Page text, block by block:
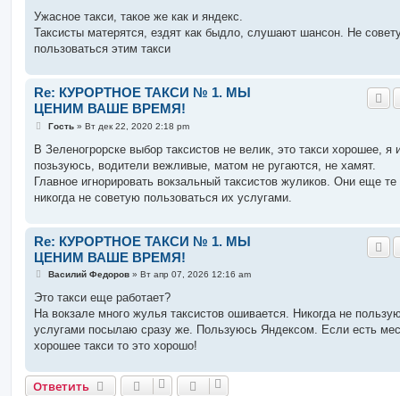
о
щ
е
е
Ужасное такси, такое же как и яндекс.
Таксисты матерятся, ездят как быдло, слушают шансон. Не
пользоваться этим такси
Re: КУРОРТНОЕ ТАКСИ № 1. МЫ
ЦЕНИМ ВАШЕ ВРЕМЯ!
С
о
щ
е
и
Гость» Вт дек 22, 2020 2:18 pm
В Зеленогрорске выбор таксистов не велик, это такси хорошее, я
позьзуюсь, водители вежливые, матом не ругаются, не хамят.
Главное игнорировать вокзальный таксистов жуликов. Они еще
никогда не советую пользоваться их услугами.
Re: КУРОРТНОЕ ТАКСИ № 1. МЫ
ЦЕНИМ ВАШЕ ВРЕМЯ!
С
о
щ
е
и
Василий Федоров» Вт апр 07, 2026 12:16 am
Это такси еще работает?
На вокзале много жулья таксистов ошивается. Никогда не
услугами посылаю сразу же. Пользуюсь Яндексом. Если есть
хорошее такси то это хорошо!
Ответить